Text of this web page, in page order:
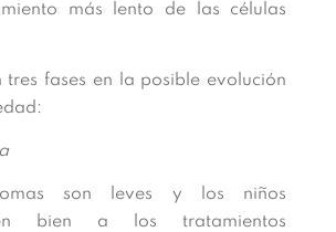
más lento de las células
tres fases en la posible evolución
son leves y los niños
bien a los tratamientos